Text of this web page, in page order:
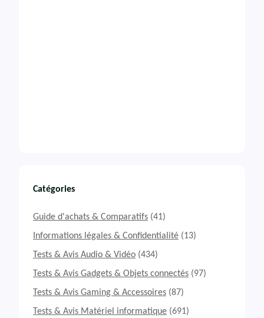
Catégories
Guide d'achats & Comparatifs (41)
Informations légales & Confidentialité (13)
Tests & Avis Audio & Vidéo (434)
Tests & Avis Gadgets & Objets connectés (97)
Tests & Avis Gaming & Accessoires (87)
Tests & Avis Matériel informatique (691)